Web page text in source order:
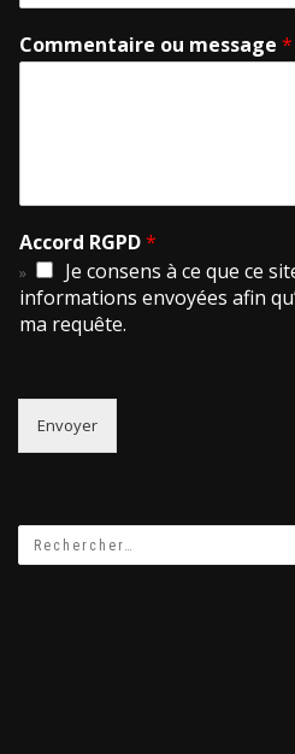
Commentaire ou message *
Accord RGPD*
Je consens à ce que ce
informations envoyées afin
ma requête.
Envoyer